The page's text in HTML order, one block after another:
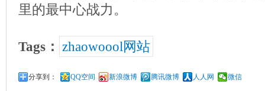
里的最中心战力。
Tags： zhaowoool网站
分享到： QQ空间 新浪微博 腾讯微博 人人网 微信